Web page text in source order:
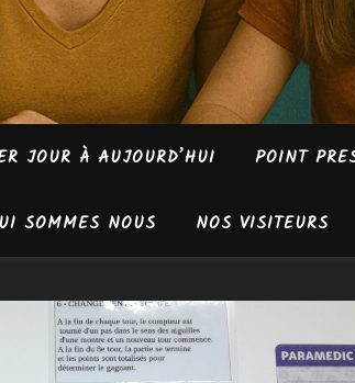
JOUR À AUJOURD’HUI POINT
SOMMES NOUS NOS VISITEURS